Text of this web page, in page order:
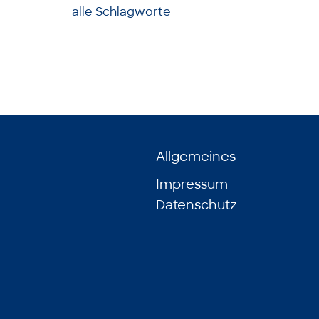
alle Schlagworte
Allgemeines
Impressum
Datenschutz